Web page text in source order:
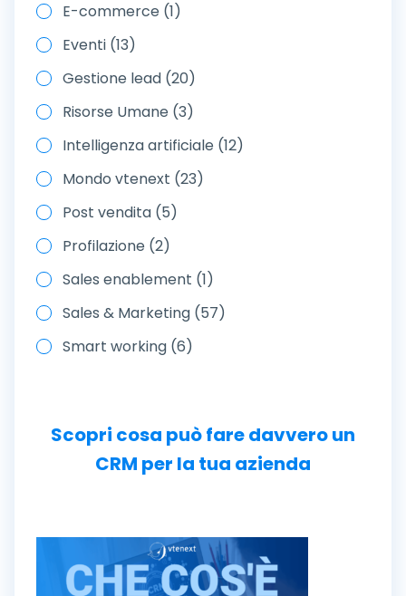
E-commerce (1)
Eventi (13)
Gestione lead (20)
Risorse Umane (3)
Intelligenza artificiale (12)
Mondo vtenext (23)
Post vendita (5)
Profilazione (2)
Sales enablement (1)
Sales & Marketing (57)
Smart working (6)
Scopri cosa può fare davvero un
CRM per la tua azienda